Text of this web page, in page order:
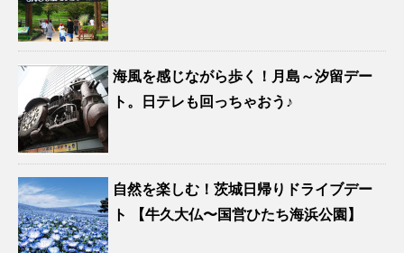
海風を感じながら歩く！月島～汐留デー
ト。日テレも回っちゃおう♪
自然を楽しむ！茨城日帰りドライブデー
ト 【牛久大仏〜国営ひたち海浜公園】